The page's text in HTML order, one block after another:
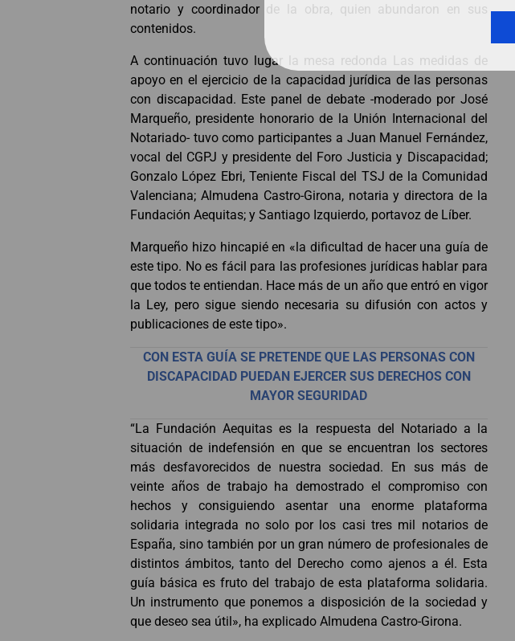
notario y coordinador de la obra, quien abundaron en sus
contenidos.
A continuación tuvo lugar la mesa redonda Las medidas de
apoyo en el ejercicio de la capacidad jurídica de las personas
con discapacidad. Este panel de debate -moderado por José
Marqueño, presidente honorario de la Unión Internacional del
Notariado- tuvo como participantes a Juan Manuel Fernández,
vocal del CGPJ y presidente del Foro Justicia y Discapacidad;
Gonzalo López Ebri, Teniente Fiscal del TSJ de la Comunidad
Valenciana; Almudena Castro-Girona, notaria y directora de la
Fundación Aequitas; y Santiago Izquierdo, portavoz de Líber.
Marqueño hizo hincapié en «la dificultad de hacer una guía de
este tipo. No es fácil para las profesiones jurídicas hablar para
que todos te entiendan. Hace más de un año que entró en vigor
la Ley, pero sigue siendo necesaria su difusión con actos y
publicaciones de este tipo».
CON ESTA GUÍA SE PRETENDE QUE LAS PERSONAS CON
DISCAPACIDAD PUEDAN EJERCER SUS DERECHOS CON
MAYOR SEGURIDAD
“La Fundación Aequitas es la respuesta del Notariado a la
situación de indefensión en que se encuentran los sectores
más desfavorecidos de nuestra sociedad. En sus más de
veinte años de trabajo ha demostrado el compromiso con
hechos y consiguiendo asentar una enorme plataforma
solidaria integrada no solo por los casi tres mil notarios de
España, sino también por un gran número de profesionales de
distintos ámbitos, tanto del Derecho como ajenos a él. Esta
guía básica es fruto del trabajo de esta plataforma solidaria.
Un instrumento que ponemos a disposición de la sociedad y
que deseo sea útil», ha explicado Almudena Castro-Girona.